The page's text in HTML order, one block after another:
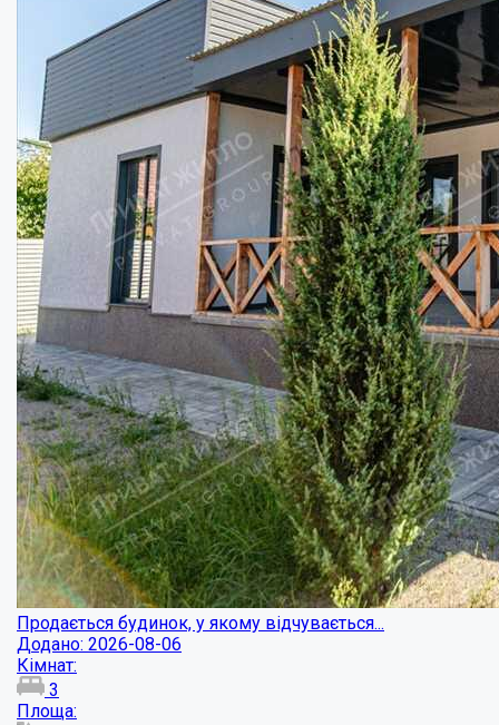
Продається будинок, у якому відчувається...
Додано: 2026-08-06
Кімнат:
3
Площа: